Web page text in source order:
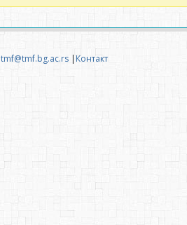
tmf@tmf.bg.ac.rs |Контакт